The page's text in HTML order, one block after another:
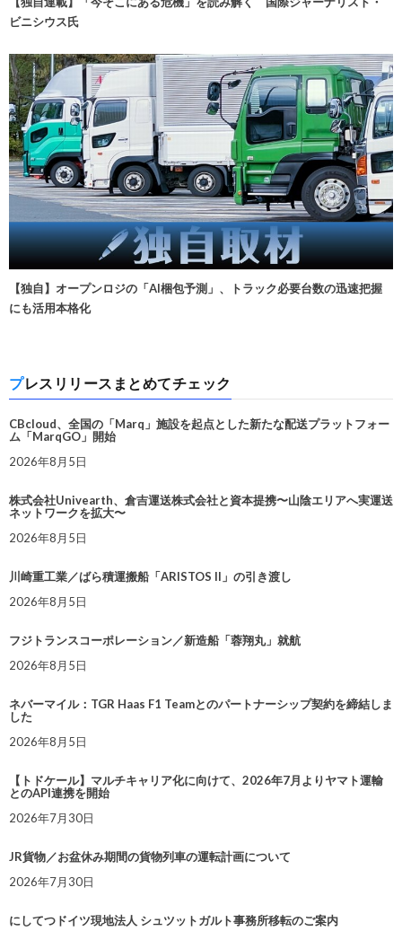
ビニシウス氏
【独自】オープンロジの「AI梱包予測」、トラック必要台数の迅速把握
にも活用本格化
プレスリリースまとめてチェック
CBcloud、全国の「Marq」施設を起点とした新たな配送プラットフォー
ム「MarqGO」開始
2026年8月5日
株式会社Univearth、倉吉運送株式会社と資本提携〜山陰エリアへ実運送
ネットワークを拡大〜
2026年8月5日
川崎重工業／ばら積運搬船「ARISTOS II」の引き渡し
2026年8月5日
フジトランスコーポレーション／新造船「蓉翔丸」就航
2026年8月5日
ネバーマイル：TGR Haas F1 Teamとのパートナーシップ契約を締結しま
した
2026年8月5日
【トドケール】マルチキャリア化に向けて、2026年7月よりヤマト運輸
とのAPI連携を開始
2026年7月30日
JR貨物／お盆休み期間の貨物列車の運転計画について
2026年7月30日
にしてつドイツ現地法人 シュツットガルト事務所移転のご案内